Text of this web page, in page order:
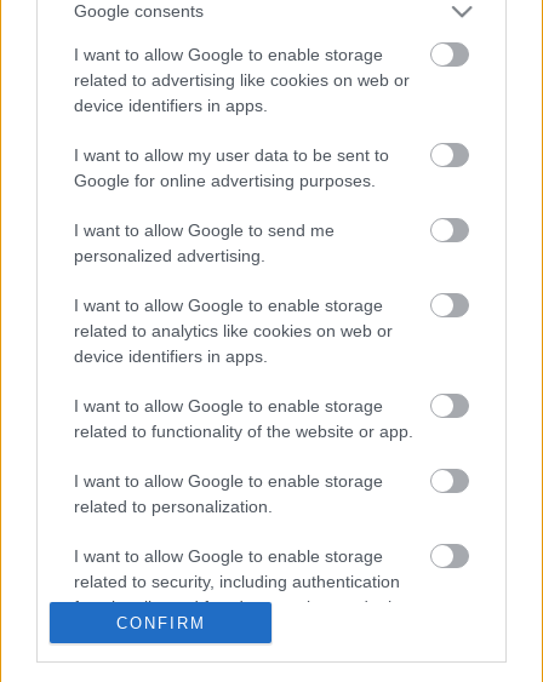
Google consents
I want to allow Google to enable storage
related to advertising like cookies on web or
device identifiers in apps.
I want to allow my user data to be sent to
Google for online advertising purposes.
I want to allow Google to send me
personalized advertising.
I want to allow Google to enable storage
related to analytics like cookies on web or
device identifiers in apps.
I want to allow Google to enable storage
related to functionality of the website or app.
I want to allow Google to enable storage
related to personalization.
I want to allow Google to enable storage
related to security, including authentication
functionality and fraud prevention, and other
user protection.
CONFIRM
Hetek óta foglalkoztatja a közvéleményt, hogy
kik és milyen módon szórtak ki több mint 17
milliárd forintnyi állami támogatást az NKA-n
keresztül fideszes kampánycelebeknek, civil
szervezetnek álcázott fideszes
kifizetőhelyeknek, valamint alig néhány hónapja
alakult cégeknek még a választások előtt. Az
számolt be még április 23-án. Az ügynek
kecskeméti vonatkozása is van, és nem csupán
kecskeméti rapper is kapott 5 millió forintot (ő
akarta mondani, se a BSW, se a Pogány Induló
egy sor további fideszes politikushoz kötődő
helyi szervezet is bekerült a Hankó-csomagba.
EBBEN A CIKKBEN
részletesen.